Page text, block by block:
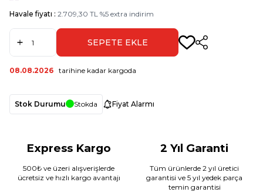
Havale fiyatı : 2.709,30 TL %5 extra indirim
SEPETE EKLE Paylaş
08.08.2026 tarihine kadar kargoda
Stok Durumu Stokda Fiyat Alarmı
Express Kargo
500₺ ve üzeri alışverişlerde
ücretsiz ve hızlı kargo avantajı
2 Yıl Garanti
Tüm ürünlerde 2 yıl üretici
garantisi ve 5 yıl yedek parça
temin garantisi